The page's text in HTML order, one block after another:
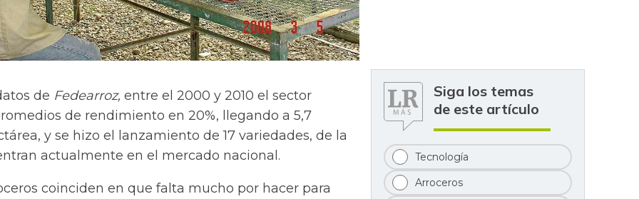
de Fedearroz, entre el 2000 y 2010 el sector
de rendimiento en 20%, llegando a 5,7
y se hizo el lanzamiento de 17 variedades, de la
actualmente en el mercado nacional.
coinciden en que falta mucho por hacer para
Siga los temas
de este artículo
Tecnología
Arroceros